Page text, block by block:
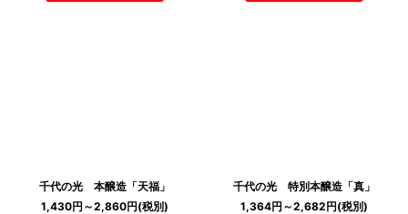
千代の光 本醸造「天福」
1,430円 ～2,860円(税別)
千代の光 特別本醸造「真」
1,364円 ～2,682円(税別)